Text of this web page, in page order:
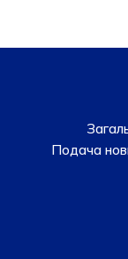
Подача